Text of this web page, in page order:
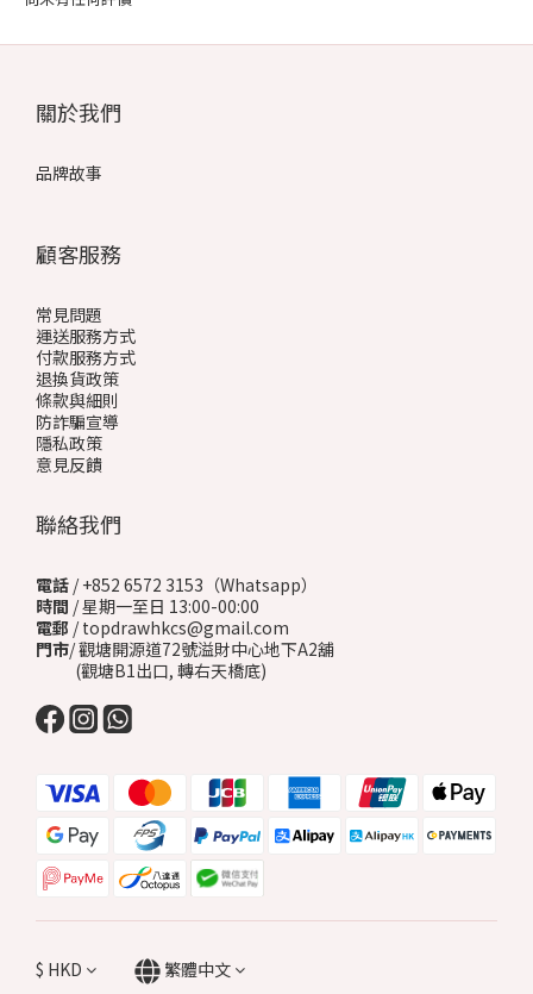
關於我們
品牌故事
顧客服務
常見問題
運送服務方式
付款服務方式
退換貨政策
條款與細則
防詐騙宣導
隱私政策
意見反饋
聯絡我們
電話 / +852 6572 3153（Whatsapp）
時間 / 星期一至日 13:00-00:00
電郵 / topdrawhkcs@gmail.com
門市/ 觀塘開源道72號溢財中心地下A2舖
(觀塘B1出口, 轉右天橋底)
$ HKD 繁體中文